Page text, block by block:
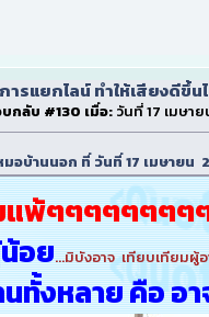
ารแยกไลน์ ทำให้เสียงดีขึ้น
กลับ #130 เมื่อ:วันที่ 17 เมษาย
มอบ้านนอก ที่ วันที่ 17 เมษายน
พ้ๆๆๆๆๆๆๆๆ
อย...มิบังอาจ เทียบเทียมผู้อ
ทั้งหลาย คือ อ